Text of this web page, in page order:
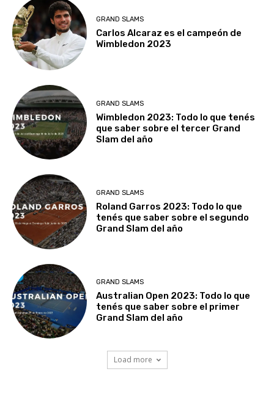
GRAND SLAMS
Carlos Alcaraz es el campeón de
Wimbledon 2023
GRAND SLAMS
Wimbledon 2023: Todo lo que tenés
que saber sobre el tercer Grand
Slam del año
GRAND SLAMS
Roland Garros 2023: Todo lo que
tenés que saber sobre el segundo
Grand Slam del año
GRAND SLAMS
Australian Open 2023: Todo lo que
tenés que saber sobre el primer
Grand Slam del año
Load more